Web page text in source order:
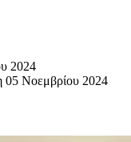
2024
05 Νοεμβρίου 2024